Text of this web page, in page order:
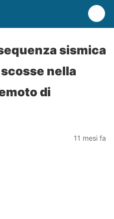
sismica
nella
di
11 mesi fa